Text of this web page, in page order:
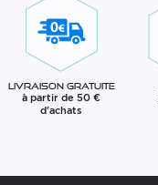
Livraison gratuite
à partir de 50 €
d'achats